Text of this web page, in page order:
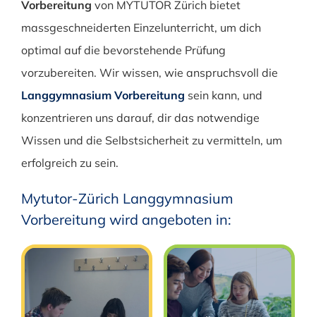
Vorbereitung von MYTUTOR Zürich bietet
massgeschneiderten Einzelunterricht, um dich
optimal auf die bevorstehende Prüfung
vorzubereiten. Wir wissen, wie anspruchsvoll die
Langgymnasium Vorbereitung sein kann, und
konzentrieren uns darauf, dir das notwendige
Wissen und die Selbstsicherheit zu vermitteln, um
erfolgreich zu sein.
Mytutor-Zürich Langgymnasium
Vorbereitung wird angeboten in: